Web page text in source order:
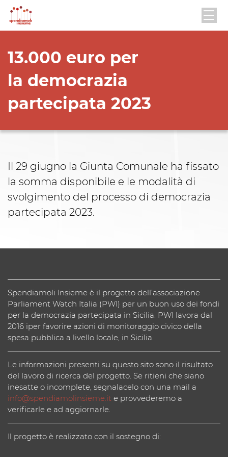
13.000 euro per
la democrazia
partecipata 2023
Il 29 giugno la Giunta Comunale ha fissato
la somma disponibile e le modalità di
svolgimento del processo di democrazia
partecipata 2023.
Spendiamoli Insieme è il progetto dell’associazione
Parliament Watch Italia (PWI) per un buon uso dei fondi
per la democrazia partecipata in Sicilia. PWI lavora dal
2016 iper favorire azioni di monitoraggio civico della
spesa pubblica a livello locale, in Sicilia.
Le informazioni presenti su questo sito sono il risultato
del lavoro di ricerca del progetto. Se ritieni che siano
inesatte o incomplete, segnalacelo con una mail a
info@spendiamolinsieme.it e provvederemo a
verificarle e ad aggiornarle.
Il progetto è realizzato con il sostegno di: